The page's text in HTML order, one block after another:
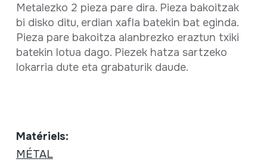
Metalezko 2 pieza pare dira. Pieza bakoitzak
bi disko ditu, erdian xafla batekin bat eginda.
Pieza pare bakoitza alanbrezko eraztun txiki
batekin lotua dago. Piezek hatza sartzeko
lokarria dute eta grabaturik daude.
Matériels:
MÉTAL